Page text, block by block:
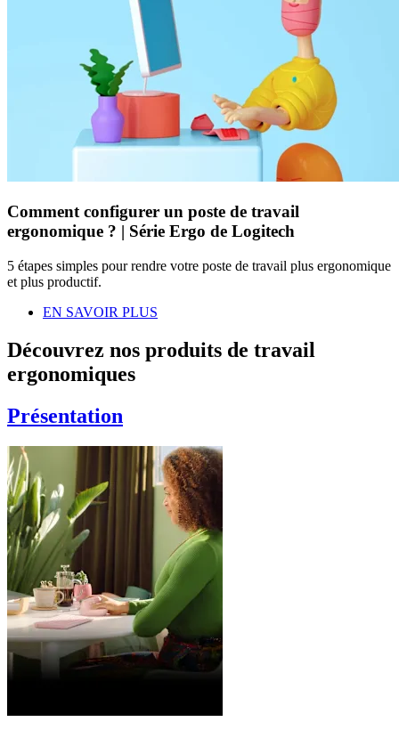
Comment configurer un poste de travail
ergonomique ? | Série Ergo de Logitech
5 étapes simples pour rendre votre poste de travail plus ergonomique
et plus productif.
EN SAVOIR PLUS
Découvrez nos produits de travail
ergonomiques
Présentation